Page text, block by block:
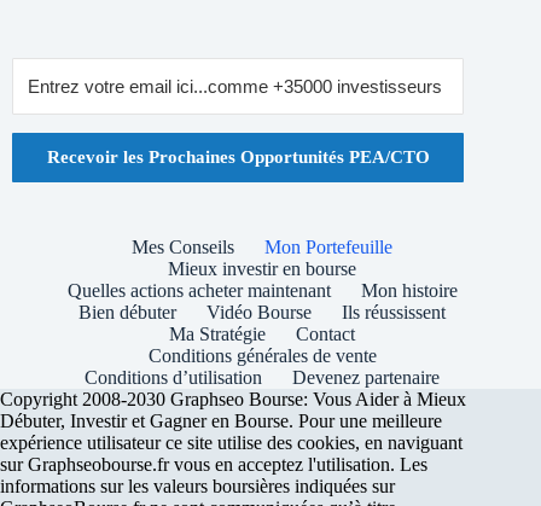
Recevoir les Prochaines Opportunités PEA/CTO
Mes Conseils
Mon Portefeuille
Mieux investir en bourse
Quelles actions acheter maintenant
Mon histoire
Bien débuter
Vidéo Bourse
Ils réussissent
Ma Stratégie
Contact
Conditions générales de vente
Conditions d’utilisation
Devenez partenaire
Copyright 2008-2030 Graphseo Bourse: Vous Aider à Mieux
Débuter, Investir et Gagner en Bourse. Pour une meilleure
expérience utilisateur ce site utilise des cookies, en naviguant
sur Graphseobourse.fr vous en acceptez l'utilisation. Les
informations sur les valeurs boursières indiquées sur